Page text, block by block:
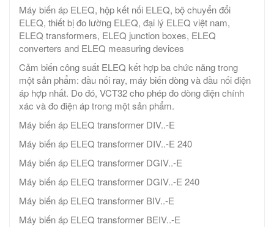
Máy biến áp ELEQ, hộp kết nối ELEQ, bộ chuyển đổi
ELEQ, thiết bị đo lường ELEQ, đại lý ELEQ việt nam,
ELEQ transformers, ELEQ junction boxes, ELEQ
converters and ELEQ measuring devices
Cảm biến công suất ELEQ kết hợp ba chức năng trong
một sản phẩm: đầu nối ray, máy biến dòng và đầu nối điện
áp hợp nhất. Do đó, VCT32 cho phép đo dòng điện chính
xác và đo điện áp trong một sản phẩm.
Máy biến áp ELEQ transformer DIV..-E
Máy biến áp ELEQ transformer DIV..-E 240
Máy biến áp ELEQ transformer DGIV..-E
Máy biến áp ELEQ transformer DGIV..-E 240
Máy biến áp ELEQ transformer BIV..-E
Máy biến áp ELEQ transformer BEIV..-E